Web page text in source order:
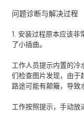
问题诊断与解决过程
1. 安装过程原本应该
了小插曲。
工作人员提示内置的冷
们检查图片发现，由于
路途可能有颠簸，导致
工作按照提示，手动放